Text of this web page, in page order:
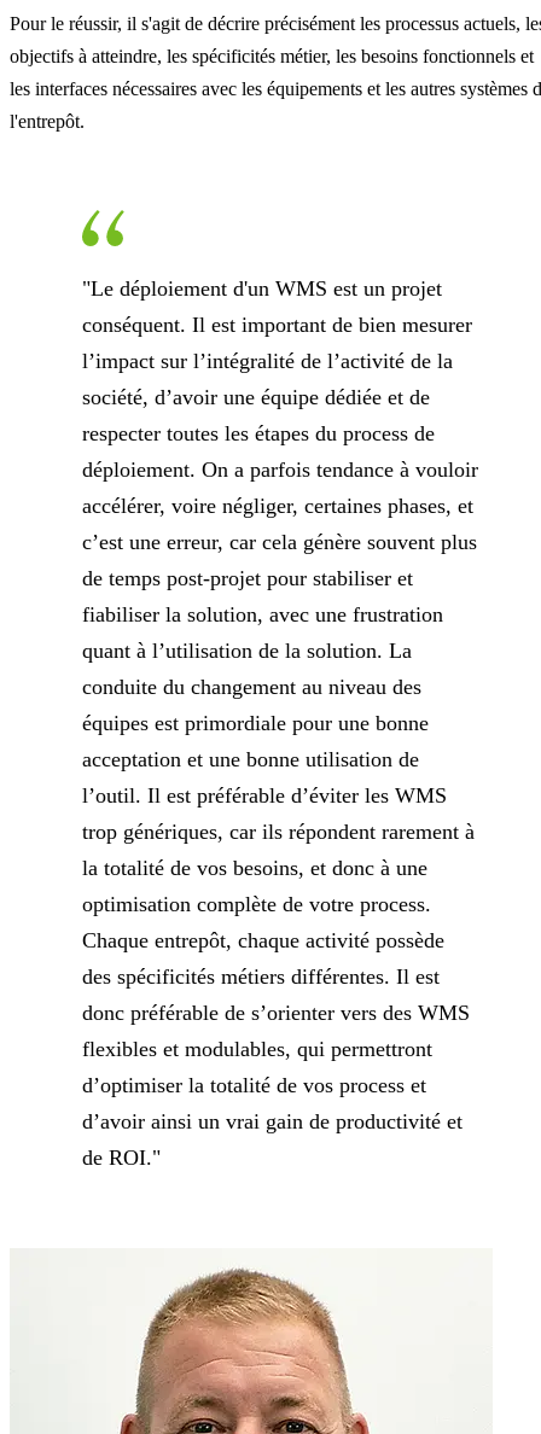
Pour le réussir, il s'agit de décrire précisément les processus actuels,
objectifs à atteindre, les spécificités métier, les besoins fonctionnels et
les interfaces nécessaires avec les équipements et les autres systèmes
l'entrepôt.
"Le déploiement d'un WMS est un projet
conséquent. Il est important de bien mesurer
l’impact sur l’intégralité de l’activité de la
société, d’avoir une équipe dédiée et de
respecter toutes les étapes du process de
déploiement. On a parfois tendance à vouloir
accélérer, voire négliger, certaines phases, et
c’est une erreur, car cela génère souvent plus
de temps post-projet pour stabiliser et
fiabiliser la solution, avec une frustration
quant à l’utilisation de la solution. La
conduite du changement au niveau des
équipes est primordiale pour une bonne
acceptation et une bonne utilisation de
l’outil. Il est préférable d’éviter les WMS
trop génériques, car ils répondent rarement à
la totalité de vos besoins, et donc à une
optimisation complète de votre process.
Chaque entrepôt, chaque activité possède
des spécificités métiers différentes. Il est
donc préférable de s’orienter vers des WMS
flexibles et modulables, qui permettront
d’optimiser la totalité de vos process et
d’avoir ainsi un vrai gain de productivité et
de ROI."